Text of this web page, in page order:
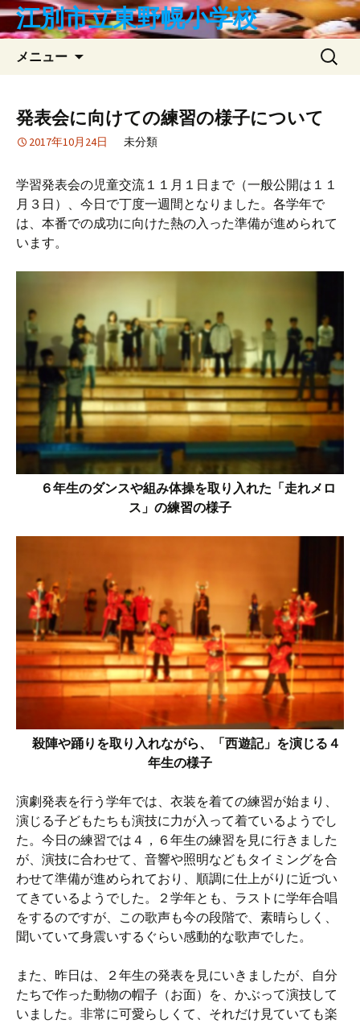
コ
ン 江別市立東野幌小学校
メニュー
検
索:
発表会に向けての練習の様子について
2017年10月24日 未分類
学習発表会の児童交流１１月１日まで（一般公開は１１
月３日）、今日で丁度一週間となりました。各学年で
は、本番での成功に向けた熱の入った準備が進められて
います。
６年生のダンスや組み体操を取り入れた「走れメロ
ス」の練習の様子
殺陣や踊りを取り入れながら、「西遊記」を演じる４
年生の様子
演劇発表を行う学年では、衣装を着ての練習が始まり、
演じる子どもたちも演技に力が入って着ているようでし
た。今日の練習では４，６年生の練習を見に行きました
が、演技に合わせて、音響や照明などもタイミングを合
わせて準備が進められており、順調に仕上がりに近づい
てきているようでした。２学年とも、ラストに学年合唱
をするのですが、この歌声も今の段階で、素晴らしく、
聞いていて身震いするぐらい感動的な歌声でした。
また、昨日は、２年生の発表を見にいきましたが、自分
たちで作った動物の帽子（お面）を、かぶって演技して
いました。非常に可愛らしくて、それだけ見ていても楽